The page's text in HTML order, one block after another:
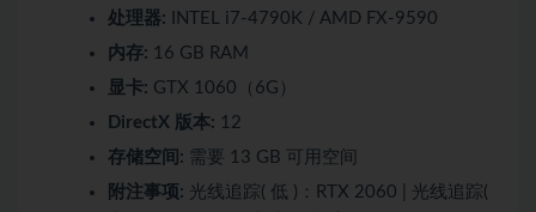
处理器: INTEL i7-4790K / AMD FX-9590
内存: 16 GB RAM
显卡: GTX 1060（6G）
DirectX 版本: 12
存储空间: 需要 13 GB 可用空间
附注事项: 光线追踪( 低 )：RTX 2060 | 光线追踪(